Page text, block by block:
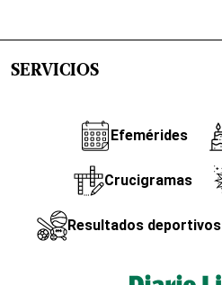
SERVICIOS
Efemérides
Crucigramas
Resultados deportivos